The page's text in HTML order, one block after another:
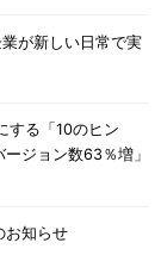
が新しい日常で実
する「10のヒン
ジョン数63％増」
お知らせ